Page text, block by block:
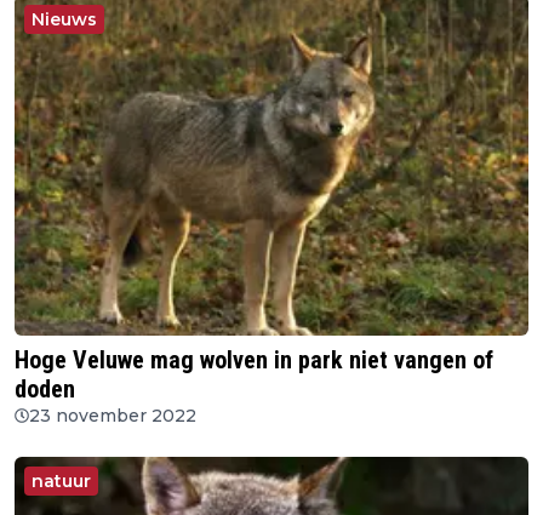
Nieuws
Hoge Veluwe mag wolven in park niet vangen of
doden
23 november 2022
natuur